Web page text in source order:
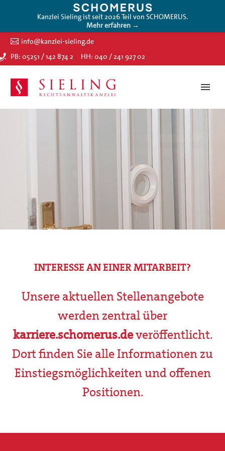
Kanzlei Sieling ist seit 2026 Teil von SCHOMERUS.
Mehr erfahren →
info@kanzlei-sieling.de
PB: 05251 / 142 874 2
HH: 040 / 241 927 02
INTERESSE AN EINER MITARBEIT?
Unsere aktuellen Stellenangebote
werden zentral über
karriere.schomerus.deveröffentlicht.
Dort finden Sie alle Informationen zu
Einstiegsmöglichkeiten und offenen
Positionen.